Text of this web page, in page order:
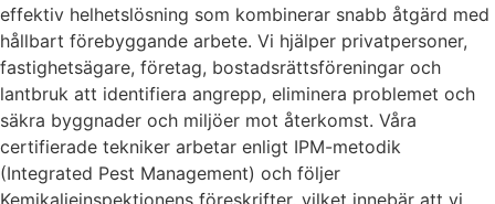
effektiv helhetslösning som kombinerar snabb åtgärd med
hållbart förebyggande arbete. Vi hjälper privatpersoner,
fastighetsägare, företag, bostadsrättsföreningar och
lantbruk att identifiera angrepp, eliminera problemet och
säkra byggnader och miljöer mot återkomst. Våra
certifierade tekniker arbetar enligt IPM-metodik
(Integrated Pest Management) och följer
Kemikalieinspektionens föreskrifter, vilket innebär att vi